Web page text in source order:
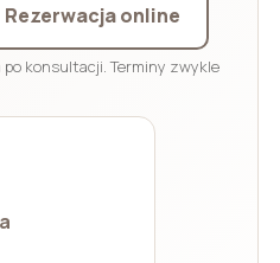
Rezerwacja online
konsultacji. Terminy zwykle